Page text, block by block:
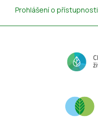
Prohlášení o přístupnosti